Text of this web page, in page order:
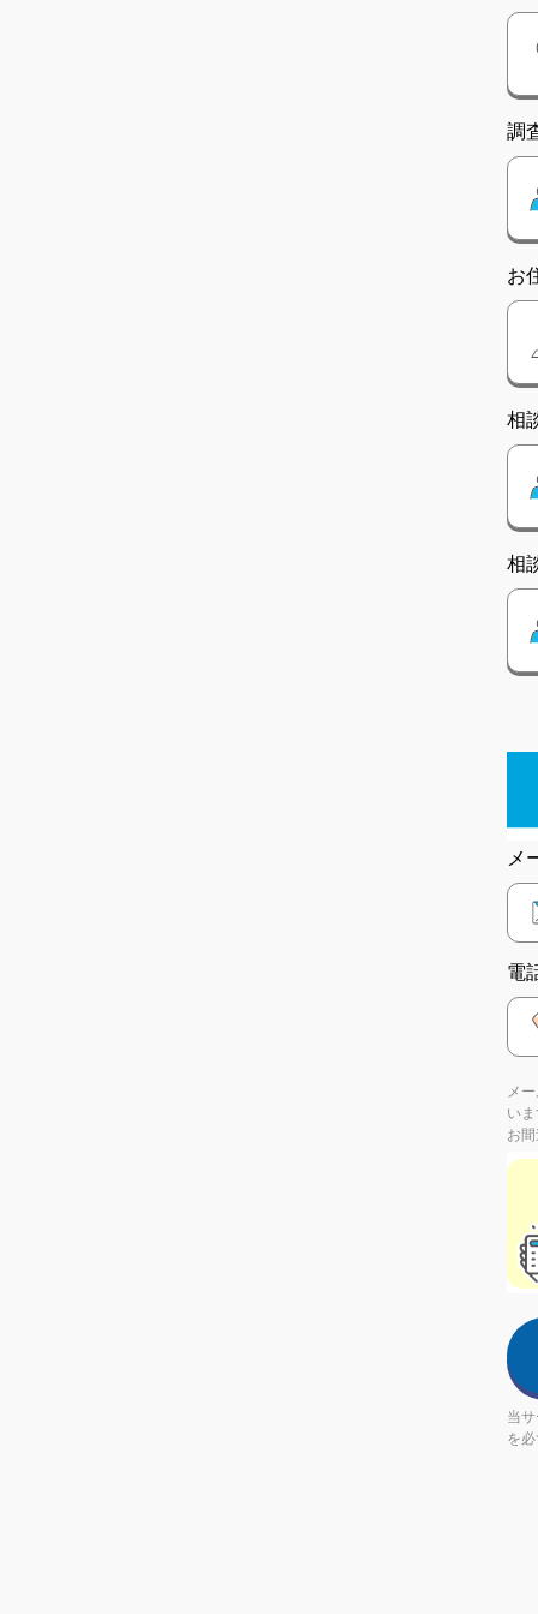
調
お
相
相
メ
電
メ
い
お
If
this
当
を